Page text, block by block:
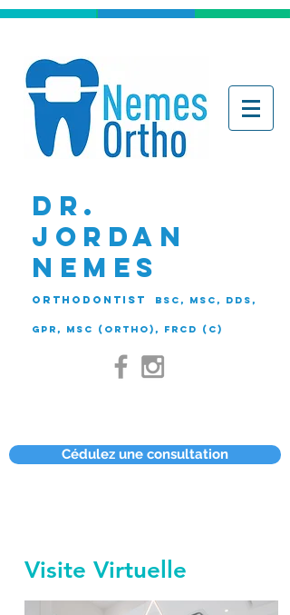
DR.
JORDAN
NEMES
ORTHODONTIST BSc, MSc, DDS,
GPR, MSc (Ortho), FRCD (C)
Cédulez une consultation
Visite Virtuelle